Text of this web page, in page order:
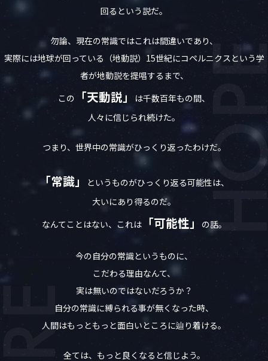
回るという説だ。
勿論、現在の常識ではこれは間違いであり、
実際には地球が回っている（地動説）15世紀にコペルニクスという学
者が地動説を提唱するまで、
この
「天動説」
は千数百年もの間、
人々に信じられ続けた。
つまり、世界中の常識がひっくり返ったわけだ。
「常識」
というものがひっくり返る可能性は、
大いにあり得るのだ。
なんてことはない、これは「可能性」 の話。
今の自分の常識というものに、
こだわる理由なんて、
実は無いのではないだろうか？
自分の常識に縛られる事が無くなった時、
人間はもっともっと面白いところに辿り着ける。
全ては、もっと良くなると信じよう。